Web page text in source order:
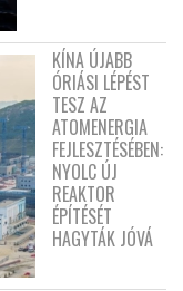
KÍNA ÚJABB
ÓRIÁSI LÉPÉST
TESZ AZ
ATOMENERGIA
FEJLESZTÉSÉBEN:
NYOLC ÚJ
REAKTOR
ÉPÍTÉSÉT
HAGYTÁK JÓVÁ